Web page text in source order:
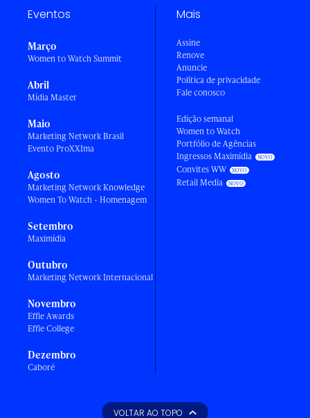
Eventos
Março
Women to Watch Summit
Abril
Mídia Master
Maio
Marketing Network Brasil
Evento ProXXIma
Agosto
Marketing Network Knowledge
Women To Watch - Homenagem
Setembro
Maximídia
Outubro
Marketing Network Internacional
Novembro
Effie Awards
Effie College
Dezembro
Caboré
Mais
Assine
Renove
Anuncie
Política de privacidade
Fale conosco
Edição semanal
Women to Watch
Portfólio de Agências
Ingressos Maximídia
Convites WW
Retail Media
VOLTAR AO TOPO